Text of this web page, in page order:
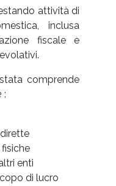
attività di
inclusa
fiscale e
comprende
:
enti
di lucro